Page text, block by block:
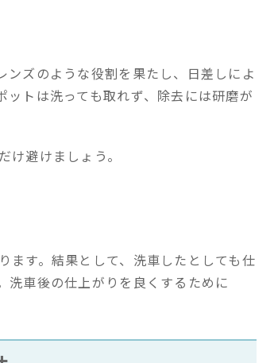
ンズのような役割を果たし、日差しによ
トは洗っても取れず、除去には研磨が
避けましょう。
ます。結果として、洗車したとしても仕
洗車後の仕上がりを良くするために